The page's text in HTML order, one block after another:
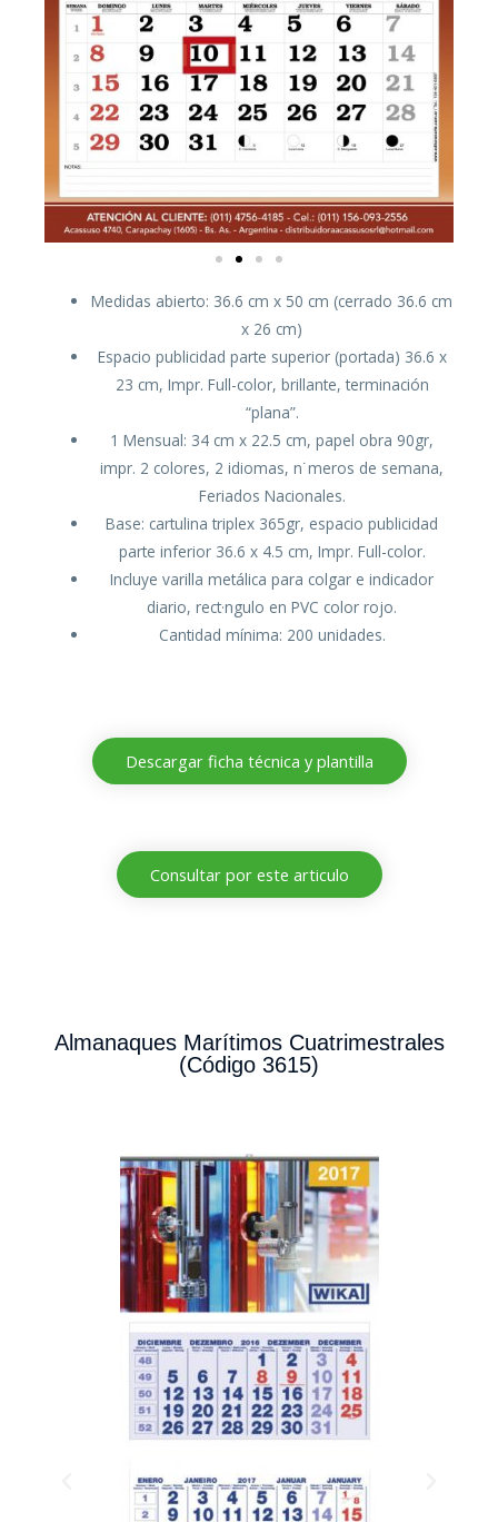
Medidas abierto: 36.6 cm x 50 cm (cerrado 36.6 cm
x 26 cm)
Espacio publicidad parte superior (portada) 36.6 x
23 cm, Impr. Full-color, brillante, terminación
“plana”.
1 Mensual: 34 cm x 22.5 cm, papel obra 90gr,
impr. 2 colores, 2 idiomas, n˙meros de semana,
Feriados Nacionales.
Base: cartulina triplex 365gr, espacio publicidad
parte inferior 36.6 x 4.5 cm, Impr. Full-color.
Incluye varilla metálica para colgar e indicador
diario, rect·ngulo en PVC color rojo.
Cantidad mínima: 200 unidades.
Descargar ficha técnica y plantilla
Consultar por este articulo
Almanaques Marítimos Cuatrimestrales
(Código 3615)